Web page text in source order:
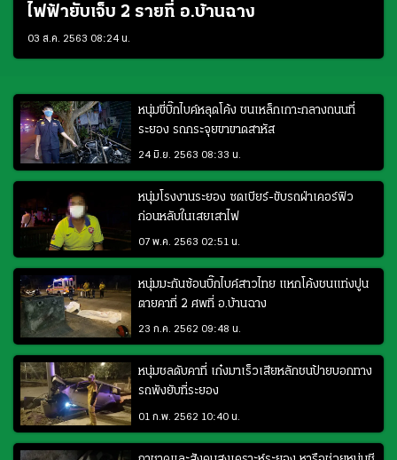
ไฟฟ้ายับเจ็บ 2 รายที่ อ.บ้านฉาง
03 ส.ค. 2563 08:24 น.
หนุ่มขี่บิ๊กไบค์หลุดโค้ง ชนเหล็กเกาะกลางถนนที่
ระยอง รถกระจุยขาขาดสาหัส
24 มิ.ย. 2563 08:33 น.
หนุ่มโรงงานระยอง ซดเบียร์-ขับรถฝ่าเคอร์ฟิว
ก่อนหลับในเสยเสาไฟ
07 พ.ค. 2563 02:51 น.
หนุ่มมะกันซ้อนบิ๊กไบค์สาวไทย แหกโค้งชนแท่งปูน
ตายคาที่ 2 ศพที่ อ.บ้านฉาง
23 ก.ค. 2562 09:48 น.
หนุ่มชลดับคาที่ เก๋งมาเร็วเสียหลักชนป้ายบอกทาง
รถพังยับที่ระยอง
01 ก.พ. 2562 10:40 น.